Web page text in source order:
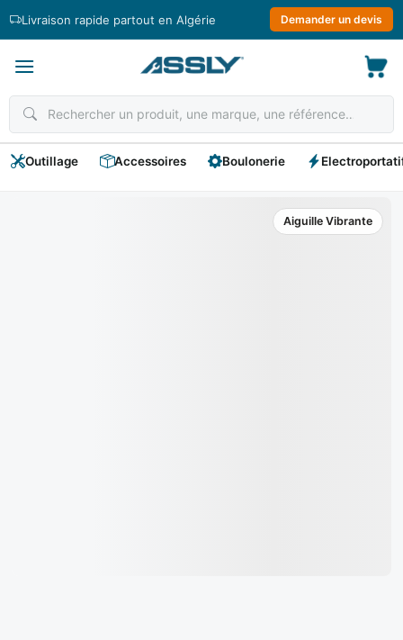
Livraison rapide partout en Algérie Demander un devis
Outillage Accessoires Boulonerie
Aiguille Vibrante